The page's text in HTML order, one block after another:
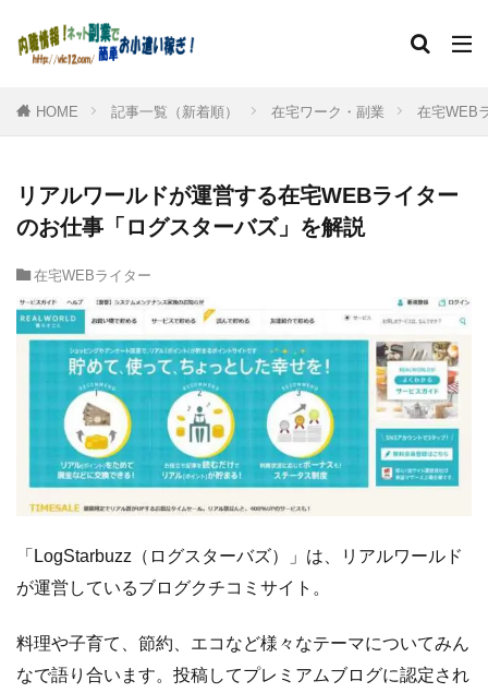
HOME 記事一覧（新着順） 在宅ワーク・副業 在宅WEB
リアルワールドが運営する在宅WEBライター
のお仕事「ログスターバズ」を解説
在宅WEBライター
「LogStarbuzz（ログスターバズ）」は、リアルワールド
が運営しているブログクチコミサイト。
料理や子育て、節約、エコなど様々なテーマについてみん
なで語り合います。投稿してプレミアムブログに認定され